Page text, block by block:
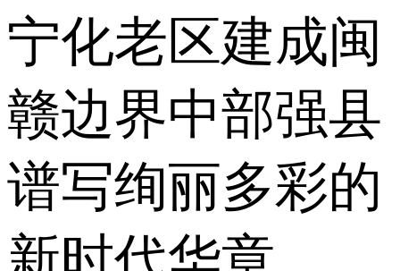
宁化老区建成闽
赣边界中部强县
谱写绚丽多彩的
新时代华章。